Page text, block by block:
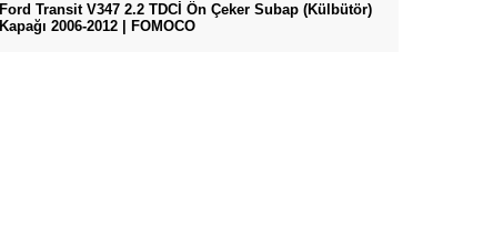
Ford Transit V347 2.2 TDCİ Ön Çeker Subap (Külbütör)
Kapağı 2006-2012 | FOMOCO